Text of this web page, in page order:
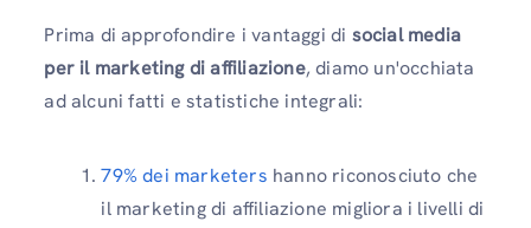
Prima di approfondire i vantaggi di social media
per il marketing di affiliazione, diamo un'occhiata
ad alcuni fatti e statistiche integrali:
79% dei marketers hanno riconosciuto che
il marketing di affiliazione migliora i livelli di